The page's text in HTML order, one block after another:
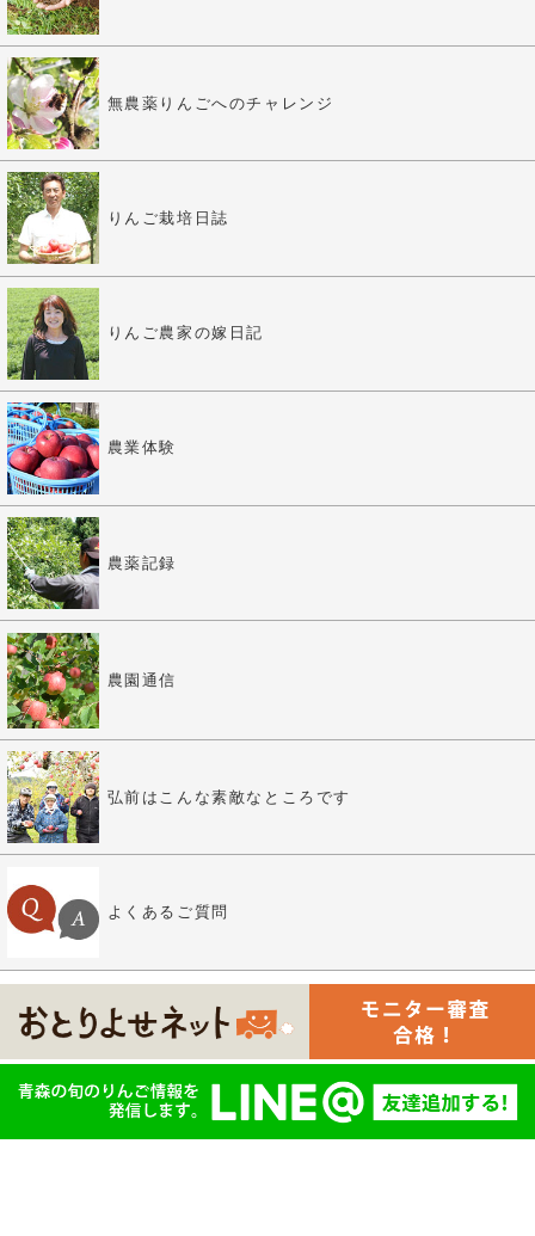
無農薬りんごへのチャレンジ
りんご栽培日誌
りんご農家の嫁日記
農業体験
農薬記録
農園通信
弘前はこんな素敵なところです
よくあるご質問